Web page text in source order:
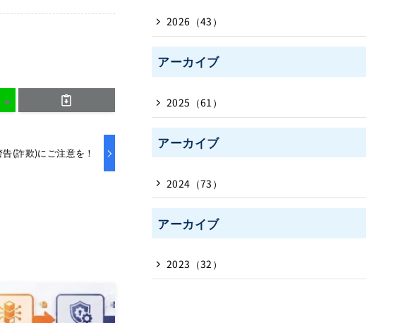
(詐欺)にご注意を！
2026（43）
アーカイブ
2025（61）
アーカイブ
2024（73）
アーカイブ
2023（32）